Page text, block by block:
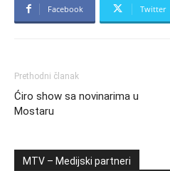
Facebook Twitter
Prethodni članak
Ćiro show sa novinarima u
Mostaru
MTV – Medijski partneri